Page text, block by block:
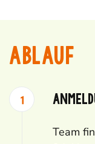
ABLAUF
Team